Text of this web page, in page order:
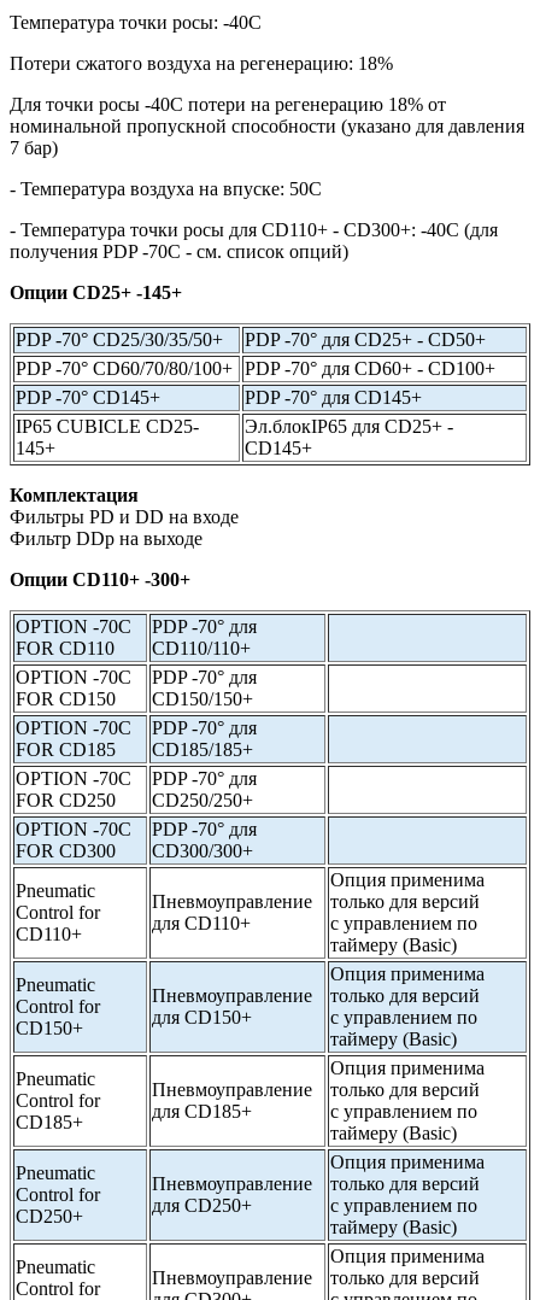
Температура точки росы: -40С
Потери сжатого воздуха на регенерацию: 18%
Для точки росы -40С потери на регенерацию 18% от
номинальной пропускной способности (указано для давления
7 бар)
- Температура воздуха на впуске: 50С
- Температура точки росы для CD110+ - CD300+: -40С (для
получения PDP -70С - см. список опций)
Опции CD25+ -145+
PDP -70° CD25/30/35/50+
PDP -70° для CD25+ - CD50+
PDP -70° CD60/70/80/100+ PDP -70° для CD60+ - CD100+
PDP -70° CD145+
PDP -70° для CD145+
IP65 CUBICLE CD25-
145+
Эл.блокIP65 для CD25+ -
CD145+
Комплектация
Фильтры PD и DD на входе
Фильтр DDp на выходе
Опции CD110+ -300+
OPTION -70C
FOR CD110
PDP -70° для
CD110/110+
OPTION -70C
FOR CD150
PDP -70° для
CD150/150+
OPTION -70C
FOR CD185
PDP -70° для
CD185/185+
OPTION -70C
FOR CD250
PDP -70° для
CD250/250+
OPTION -70C
FOR CD300
PDP -70° для
CD300/300+
Pneumatic
Control for
CD110+
Пневмоуправление
для CD110+
Опция применима
только для версий
с управлением по
таймеру (Basic)
Pneumatic
Control for
CD150+
Пневмоуправление
для CD150+
Опция применима
только для версий
с управлением по
таймеру (Basic)
Pneumatic
Control for
CD185+
Пневмоуправление
для CD185+
Опция применима
только для версий
с управлением по
таймеру (Basic)
Pneumatic
Control for
CD250+
Пневмоуправление
для CD250+
Опция применима
только для версий
с управлением по
таймеру (Basic)
Pneumatic
Control for
Пневмоуправление
Опция применима
только для версий